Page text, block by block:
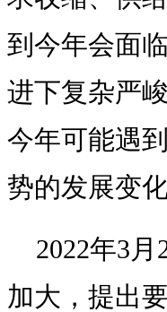
到今年会面
进下复杂严
今年可能遇
势的发展变化
2022年3
加大，提出